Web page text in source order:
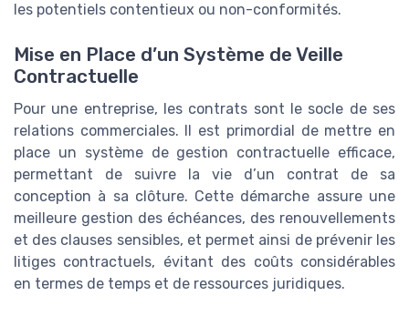
les potentiels contentieux ou non-conformités.
Mise en Place d’un Système de Veille
Contractuelle
Pour une entreprise, les contrats sont le socle de ses
relations commerciales. Il est primordial de mettre en
place un système de gestion contractuelle efficace,
permettant de suivre la vie d’un contrat de sa
conception à sa clôture. Cette démarche assure une
meilleure gestion des échéances, des renouvellements
et des clauses sensibles, et permet ainsi de prévenir les
litiges contractuels, évitant des coûts considérables
en termes de temps et de ressources juridiques.